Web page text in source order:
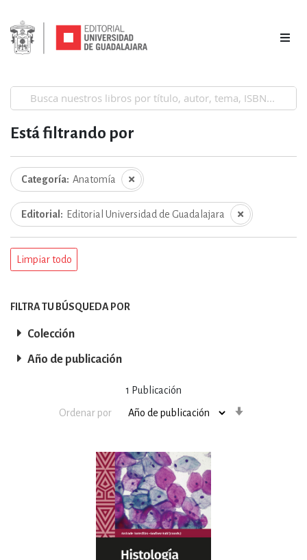
1 Publicación
Ordenar por
Está filtrando por
Categoría Anatomía
Editorial Editorial Universidad de Guadalajara
Limpiar todo
FILTRA TU BÚSQUEDA POR
Colección
Año de publicación